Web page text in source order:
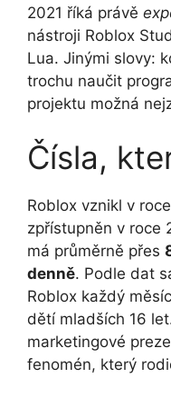
2021 říká právě
nástroji Roblox
Lua. Jinými slovy:
trochu naučit
projektu možná
Čísla,
Roblox vznikl v
zpřístupněn v roce
má průměrně přes
denně. Podle dat
Roblox každý
dětí mladších 16
marketingové
fenomén, který